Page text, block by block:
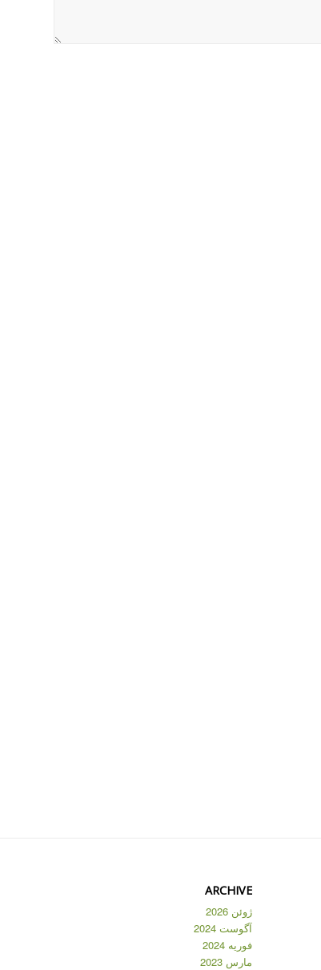
ARCHIVE
ژوئن 2026
آگوست 2024
فوریه 2024
مارس 2023